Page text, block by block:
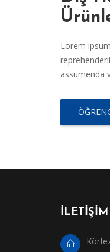
Lorem
assumenda
İLETİŞİM